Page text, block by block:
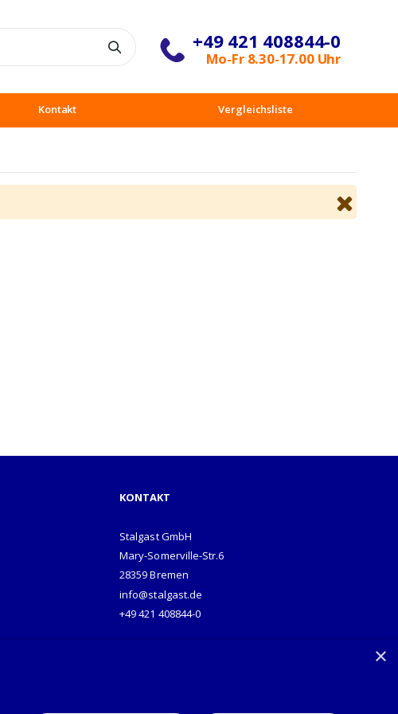
+49 421 408844-0
Mo-Fr 8.30-17.00 Uhr
Kontakt Vergleichsliste
KONTAKT
Stalgast GmbH
Mary-Somerville-Str.6
28359 Bremen
info@stalgast.de
+49 421 408844-0
×